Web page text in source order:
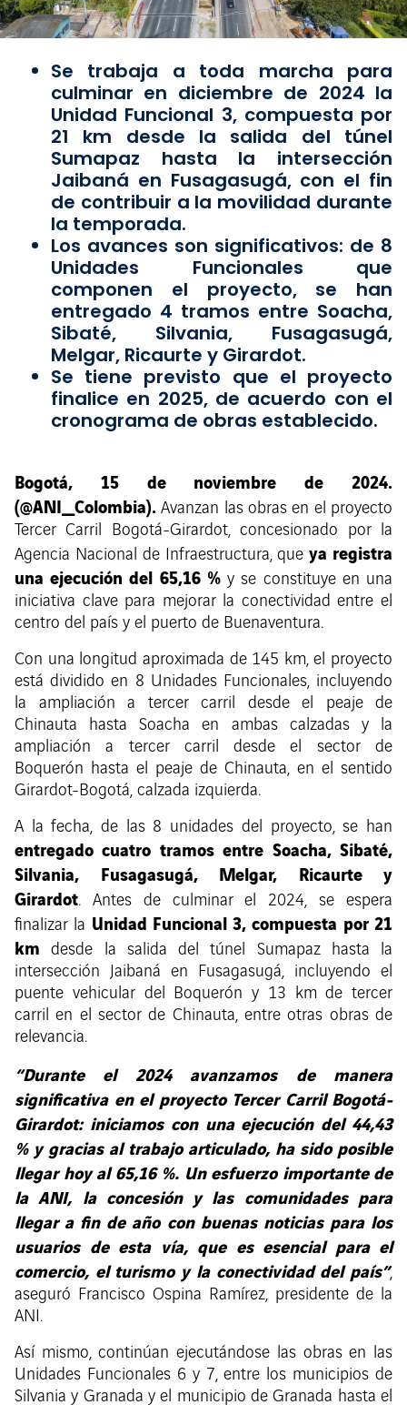
Se trabaja a toda marcha para
culminar en diciembre de 2024 la
Unidad Funcional 3, compuesta por
21 km desde la salida del túnel
Sumapaz hasta la intersección
Jaibaná en Fusagasugá, con el fin
de contribuir a la movilidad durante
la temporada.
Los avances son significativos: de 8
Unidades Funcionales que
componen el proyecto, se han
entregado 4 tramos entre Soacha,
Sibaté, Silvania, Fusagasugá,
Melgar, Ricaurte y Girardot.
Se tiene previsto que el proyecto
finalice en 2025, de acuerdo con el
cronograma de obras establecido.
Bogotá, 15 de noviembre de 2024.
(@ANI_Colombia).Avanzan las obras en el proyecto
Tercer Carril Bogotá-Girardot, concesionado por la
Agencia Nacional de Infraestructura, queya registra
una ejecución del 65,16 %y se constituye en una
iniciativa clave para mejorar la conectividad entre el
centro del país y el puerto de Buenaventura.
Con una longitud aproximada de 145 km, el proyecto
está dividido en 8 Unidades Funcionales, incluyendo
la ampliación a tercer carril desde el peaje de
Chinauta hasta Soacha en ambas calzadas y la
ampliación a tercer carril desde el sector de
Boquerón hasta el peaje de Chinauta, en el sentido
Girardot-Bogotá, calzada izquierda.
A la fecha, de las 8 unidades del proyecto, se han
entregado cuatro tramos entre Soacha, Sibaté,
Silvania, Fusagasugá, Melgar, Ricaurte y
Girardot. Antes de culminar el 2024, se espera
finalizar la Unidad Funcional 3, compuesta por 21
km desde la salida del túnel Sumapaz hasta la
intersección Jaibaná en Fusagasugá, incluyendo el
puente vehicular del Boquerón y 13 km de tercer
carril en el sector de Chinauta, entre otras obras de
relevancia.
“Durante el 2024 avanzamos de manera
significativa en el proyecto Tercer Carril Bogotá-
Girardot: iniciamos con una ejecución del 44,43
% y gracias al trabajo articulado, ha sido posible
llegar hoy al 65,16 %. Un esfuerzo importante de
la ANI, la concesión y las comunidades para
llegar a fin de año con buenas noticias para los
usuarios de esta vía, que es esencial para el
comercio, el turismo y la conectividad del país”,
aseguró Francisco Ospina Ramírez, presidente de la
ANI.
Así mismo, continúan ejecutándose las obras en las
Unidades Funcionales 6 y 7, entre los municipios de
Silvania y Granada y el municipio de Granada hasta el